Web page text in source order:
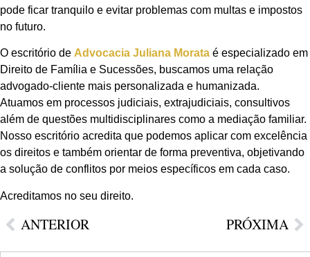
pode ficar tranquilo e evitar problemas com multas e impostos
no futuro.
O escritório de Advocacia Juliana Morata é especializado em
Direito de Família e Sucessões, buscamos uma relação
advogado-cliente mais personalizada e humanizada.
Atuamos em processos judiciais, extrajudiciais, consultivos
além de questões multidisciplinares como a mediação familiar.
Nosso escritório acredita que podemos aplicar com excelência
os direitos e também orientar de forma preventiva, objetivando
a solução de conflitos por meios específicos em cada caso.
Acreditamos no seu direito.
ANTERIOR PRÓXIMA